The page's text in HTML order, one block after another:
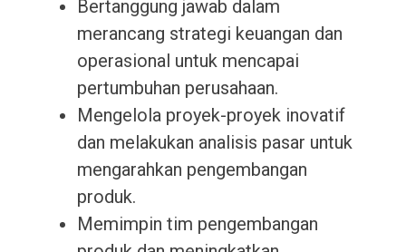
Bertanggung jawab dalam
merancang strategi keuangan dan
operasional untuk mencapai
pertumbuhan perusahaan.
Mengelola proyek-proyek inovatif
dan melakukan analisis pasar untuk
mengarahkan pengembangan
produk.
Memimpin tim pengembangan